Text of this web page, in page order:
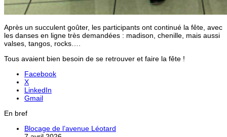
Après un succulent goûter, les participants ont continué la fête, avec
les danses en ligne très demandées : madison, chenille, mais aussi
valses, tangos, rocks….
Tous avaient bien besoin de se retrouver et faire la fête !
Facebook
X
LinkedIn
Gmail
En bref
Blocage de l’avenue Léotard